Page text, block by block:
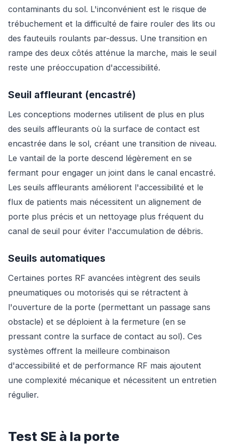
contaminants du sol. L'inconvénient est le risque de
trébuchement et la difficulté de faire rouler des lits ou
des fauteuils roulants par-dessus. Une transition en
rampe des deux côtés atténue la marche, mais le seuil
reste une préoccupation d'accessibilité.
Seuil affleurant (encastré)
Les conceptions modernes utilisent de plus en plus
des seuils affleurants où la surface de contact est
encastrée dans le sol, créant une transition de niveau.
Le vantail de la porte descend légèrement en se
fermant pour engager un joint dans le canal encastré.
Les seuils affleurants améliorent l'accessibilité et le
flux de patients mais nécessitent un alignement de
porte plus précis et un nettoyage plus fréquent du
canal de seuil pour éviter l'accumulation de débris.
Seuils automatiques
Certaines portes RF avancées intègrent des seuils
pneumatiques ou motorisés qui se rétractent à
l'ouverture de la porte (permettant un passage sans
obstacle) et se déploient à la fermeture (en se
pressant contre la surface de contact au sol). Ces
systèmes offrent la meilleure combinaison
d'accessibilité et de performance RF mais ajoutent
une complexité mécanique et nécessitent un entretien
régulier.
Test SE à la porte